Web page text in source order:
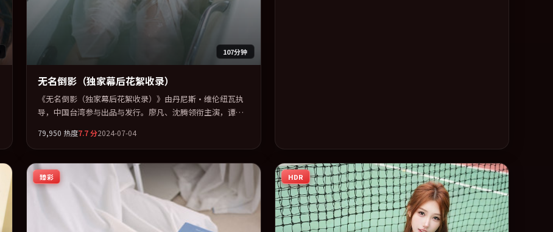
107分钟
无名倒影（独家幕后花絮收录）
《无名倒影（独家幕后花絮收录）》由丹尼斯·维伦纽瓦执
导，中国台湾参与出品与发行。廖凡、沈腾领衔主演，谭
战三线并进，张力持续堆叠。全片以「战争」类型为骨架，
在叙事、表演与视听上力求统一。定于 2024-05-20 在内地院
线及主流平台同步亮相，2024 年度话题片中口碑稳健，适合
喜欢强情节与人物弧光的观众完整观看。
79,950 热度7.7分2024-07-04
臻彩 HDR